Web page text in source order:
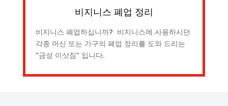
비지니스 폐업 정리
비지니스 폐업하십니까? 비지니스에 사용하시던
각종 머신 또는 가구의 폐업 정리를 도와 드리는
“금성 이삿짐” 입니다.